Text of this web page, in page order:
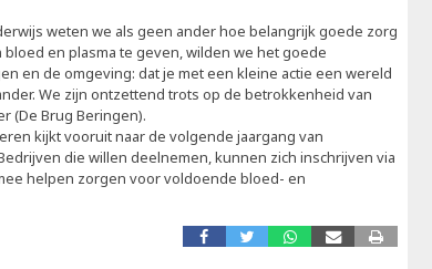
weten we als geen ander hoe belangrijk goede zorg
en plasma te geven, wilden we het goede
en de omgeving: dat je met een kleine actie een wereld
We zijn ontzettend trots op de betrokkenheid van
(De Brug Beringen).
kijkt vooruit naar de volgende jaargang van
die willen deelnemen, kunnen zich inschrijven via
helpen zorgen voor voldoende bloed- en